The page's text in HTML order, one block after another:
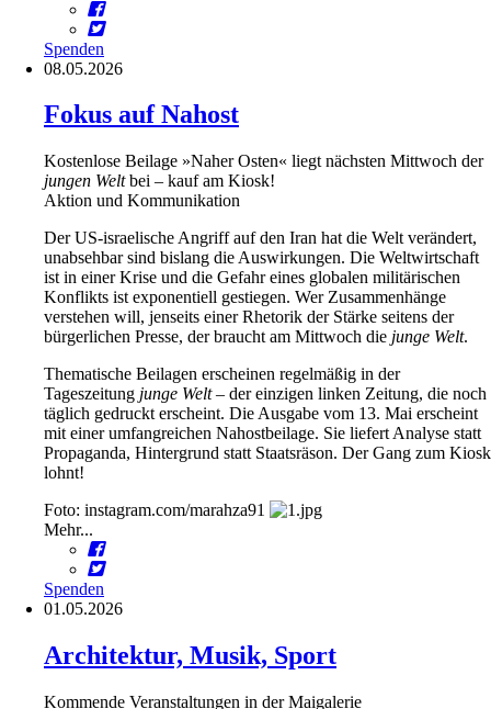
Spenden
08.05.2026
Fokus auf Nahost
Kostenlose Beilage »Naher Osten« liegt nächsten Mittwoch der
jungen Weltbei – kauf am Kiosk!
Aktion und Kommunikation
Der US-israelische Angriff auf den Iran hat die Welt verändert,
unabsehbar sind bislang die Auswirkungen. Die Weltwirtschaft
ist in einer Krise und die Gefahr eines globalen militärischen
Konflikts ist exponentiell gestiegen. Wer Zusammenhänge
verstehen will, jenseits einer Rhetorik der Stärke seitens der
bürgerlichen Presse, der braucht am Mittwoch die junge Welt.
Thematische Beilagen erscheinen regelmäßig in der
Tageszeitung junge Welt– der einzigen linken Zeitung, die noch
täglich gedruckt erscheint. Die Ausgabe vom 13. Mai erscheint
mit einer umfangreichen Nahostbeilage. Sie liefert Analyse statt
Propaganda, Hintergrund statt Staatsräson. Der Gang zum Kiosk
lohnt!
Foto: instagram.com/marahza91
Mehr...
Spenden
01.05.2026
Architektur, Musik, Sport
Kommende Veranstaltungen in der Maigalerie